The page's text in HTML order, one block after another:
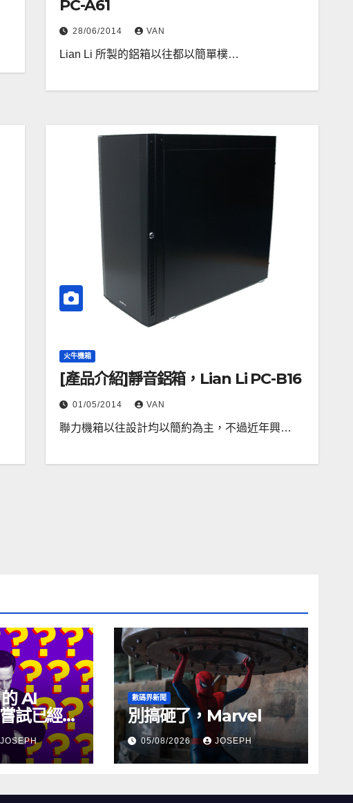
PC-A61
28/06/2014 VAN
Lian Li 所製的鋁箱以往都以簡單樸…
火牛機箱
[產品介紹]靜音鋁箱，Lian Li PC-B16
01/05/2014 VAN
聯力機箱以往設計均以簡約為主，不過近年興…
AI
試已經幾
了
JOSEPH
數碼界新聞
別搞砸了，Marvel
05/08/2026 JOSEPH